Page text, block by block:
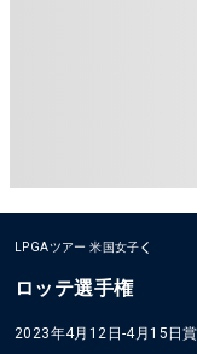
LPGAツアー 米国女子
ロッテ選手権
2023年4月12日-4月15日